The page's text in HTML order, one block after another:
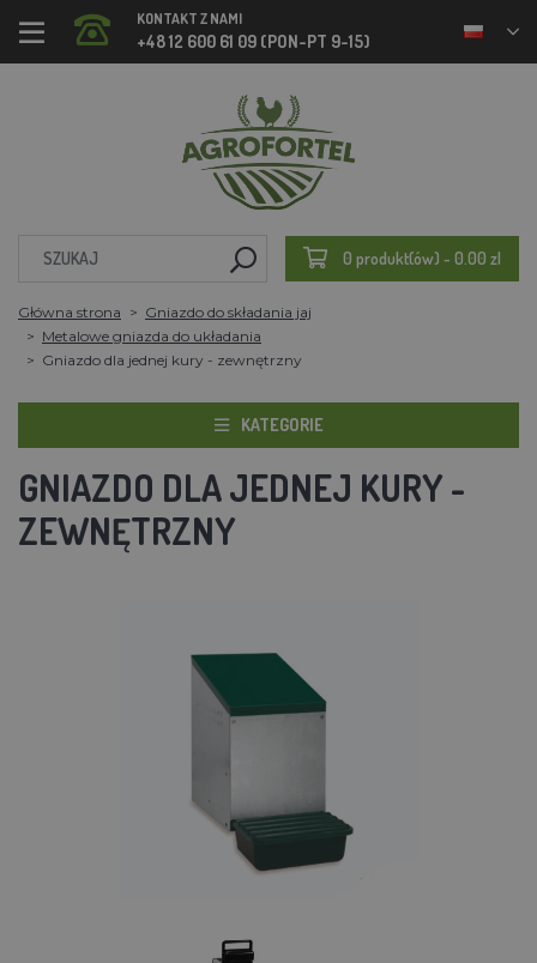
KONTAKT Z NAMI
+48 12 600 61 09 (PON-PT 9-15)
0 produkt(ów) - 0.00 zl
Główna strona
Gniazdo do składania jaj
Metalowe gniazda do układania
Gniazdo dla jednej kury - zewnętrzny
KATEGORIE
GNIAZDO DLA JEDNEJ KURY -
ZEWNĘTRZNY